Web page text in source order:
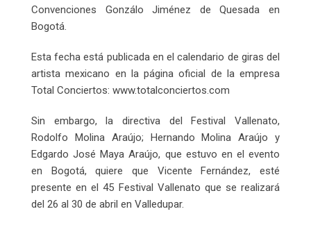
Convenciones Gonzálo Jiménez de Quesada en
Bogotá.
Esta fecha está publicada en el calendario de giras del
artista mexicano en la página oficial de la empresa
Total Conciertos: www.totalconciertos.com
Sin embargo, la directiva del Festival Vallenato,
Rodolfo Molina Araújo; Hernando Molina Araújo y
Edgardo José Maya Araújo, que estuvo en el evento
en Bogotá, quiere que Vicente Fernández, esté
presente en el 45 Festival Vallenato que se realizará
del 26 al 30 de abril en Valledupar.